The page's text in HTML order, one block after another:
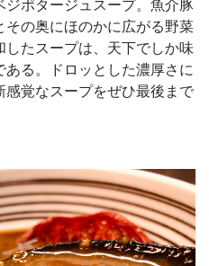
ポタージュスープ。魚介豚
の奥にほのかに広がる野菜
たスープは、天下でしか味
る。ドロッとした濃厚さに
感覚なスープをぜひ最後まで